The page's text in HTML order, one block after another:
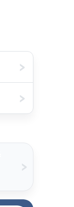
>
>
>